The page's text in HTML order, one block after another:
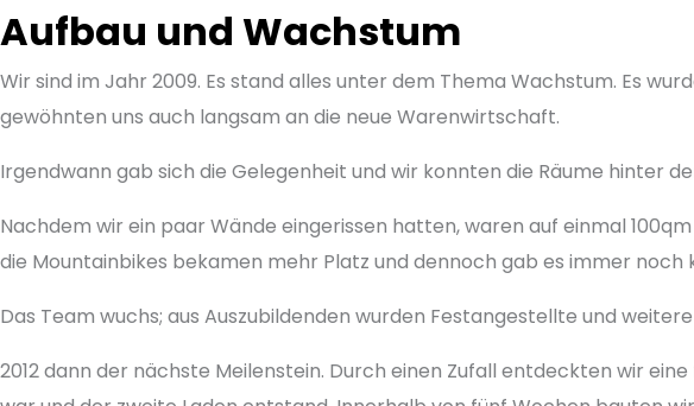
Aufbau und Wachstum
Wir sind im Jahr 2009. Es stand alles unter dem Thema Wachstum. Es
gewöhnten uns auch langsam an die neue Warenwirtschaft.
Irgendwann gab sich die Gelegenheit und wir konnten die Räume hinter
Nachdem wir ein paar Wände eingerissen hatten, waren auf einmal
die Mountainbikes bekamen mehr Platz und dennoch gab es immer noch
Das Team wuchs; aus Auszubildenden wurden Festangestellte und
2012 dann der nächste Meilenstein. Durch einen Zufall entdeckten wir